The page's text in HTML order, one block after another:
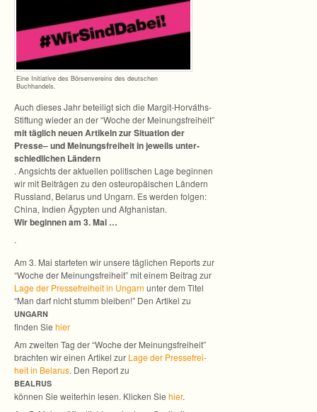
Eine Initia­tive des Bör­sen­ver­eins des deut­schen
Buchhandels.
Auch die­ses Jahr betei­ligt sich die Margit-Horváths-
Stiftung wie­der an der “Woche der Mei­nungs­frei­heit”
mit täg­lich neuen Arti­keln zur Situa­tion der
Presse– und Mei­nungs­frei­heit in jeweils unter­
schied­li­chen Län­dern
. Angsichts der aktu­el­len poli­ti­schen Lage begin­nen
wir mit Bei­trä­gen zu den ost­eu­ro­päi­schen Län­dern
Russ­land, Bela­rus und Ungarn. Es wer­den fol­gen:
China, Indien Ägyp­ten und Afgha­nis­tan.
Wir begin­nen am 3. Mai …
.
Am 3. Mai star­te­ten wir unsere täg­li­chen Reports zur
“Woche der Mei­nungs­frei­heit” mit einem Bei­trag zur
Lage der Pres­se­frei­heit in Ungarn unter dem Titel
“Man darf nicht stumm blei­ben!” Den Arti­kel zu
UNGARN
fin­den Sie hier
Am zwei­ten Tag der “Woche der Mei­nungs­frei­heit”
brach­ten wir einen Arti­kel zur Lage der Pres­se­frei­
heit in Bela­rus. Den Report zu
BEALRUS
kön­nen Sie wei­ter­hin lesen. Kli­cken Sie hier.